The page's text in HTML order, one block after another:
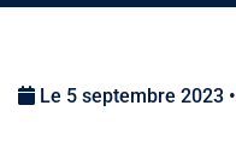
Le 5 septembre 2023 •